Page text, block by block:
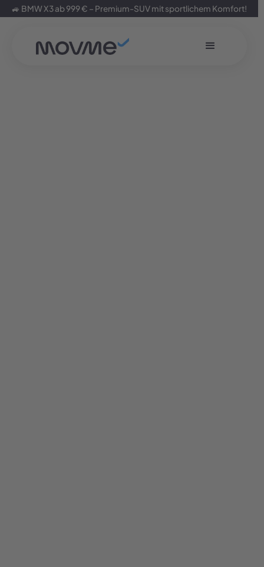
🚙 BMW X3 ab 999 € – Premium-SUV mit sportlichem Komfort!